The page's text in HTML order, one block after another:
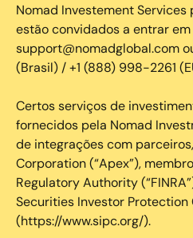
Nomad Investement Services
estão convidados a entrar
support@nomadglobal.com
(Brasil) / +1 (888) 998-2261
Certos serviços de
fornecidos pela Nomad
de integrações com
Corporation (“Apex”),
Regulatory Authority
Securities Investor Protection
(https://www.sipc.org/).